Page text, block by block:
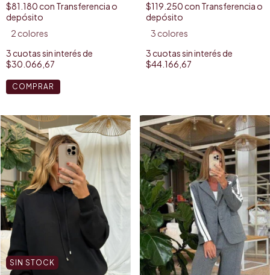
$81.180con Transferencia o
depósito
2 colores
3cuotas sin interés de
$30.066,67
COMPRAR
$119.250con Transferencia o
depósito
3 colores
3cuotas sin interés de
$44.166,67
SIN STOCK